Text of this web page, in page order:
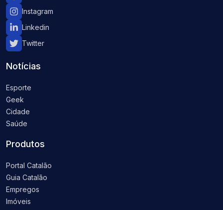
Instagram
Linkedin
Twitter
Notícias
Esporte
Geek
Cidade
Saúde
Produtos
Portal Catalão
Guia Catalão
Empregos
Imóveis